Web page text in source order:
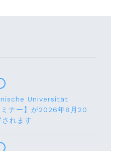
Universität
ナー】が2026年8⽉20
れます